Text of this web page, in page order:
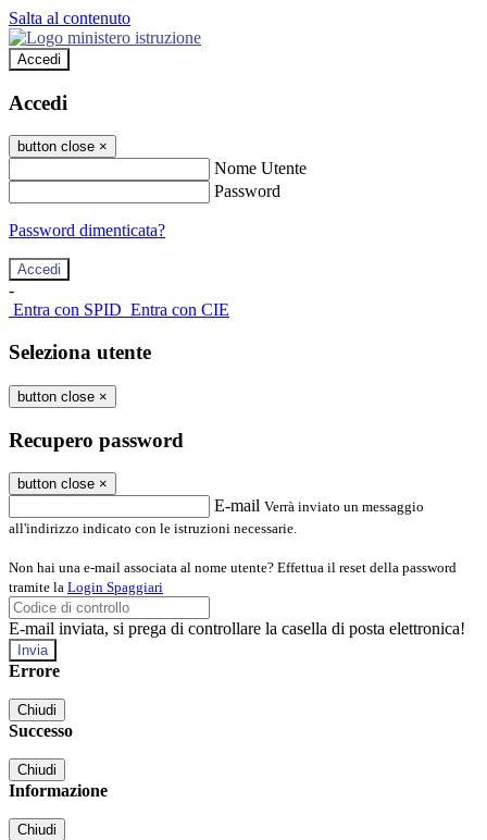
Salta al contenuto
Accedi
Accedi
button close ×
Nome Utente
Password
Password dimenticata?
-
Entra con SPID Entra con CIE
Seleziona utente
button close ×
Recupero password
button close ×
E-mail Verrà inviato un messaggio
all'indirizzo indicato con le istruzioni necessarie.
Non hai una e-mail associata al nome utente? Effettua il reset della password
tramite la Login Spaggiari
E-mail inviata, si prega di controllare la casella di posta elettronica!
Errore
Chiudi
Successo
Chiudi
Informazione
Chiudi